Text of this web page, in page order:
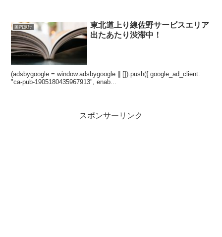
国内旅行
東北道上り線佐野サービスエリア
出たあたり渋滞中！
(adsbygoogle = window.adsbygoogle || []).push({ google_ad_client:
"ca-pub-1905180435967913", enab...
スポンサーリンク